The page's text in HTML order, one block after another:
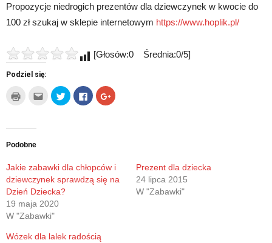
Propozycje niedrogich prezentów dla dziewczynek w kwocie do
100 zł szukaj w sklepie internetowym https://www.hoplik.pl/
[Głosów:0 Średnia:0/5]
Podziel się:
Kliknij
wydrukować(Otwiera
nowym
Kliknij,
aby
wysłać
w
nowym
oknie)
Udostępnij
na
Twitterze(Otwiera
Click
to
share
Click
to
Podobne
Jakie zabawki dla chłopców i
dziewczynek sprawdzą się na
Dzień Dziecka?
19 maja 2020
W "Zabawki"
Prezent dla dziecka
24 lipca 2015
W "Zabawki"
Wózek dla lalek radością